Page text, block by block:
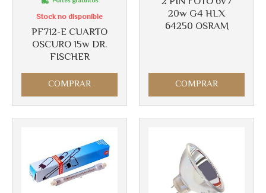
PF712-E CUARTO
OSCURO 15w DR.
FISCHER
Stock no disponible
COMPRAR
20w G4 HLX
64250 OSRAM
COMPRAR